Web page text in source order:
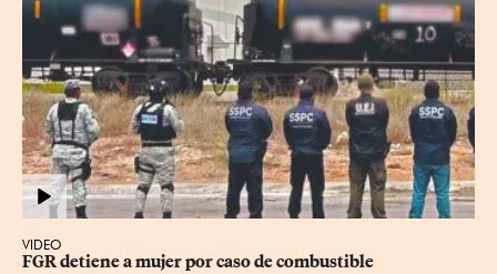
VIDEO
FGR detiene a mujer por caso de combustible